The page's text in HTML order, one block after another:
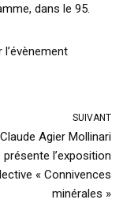
dans le 95.
SUIVANT
Claude Agier Mollinari
présente l’exposition
« Connivences
minérales »